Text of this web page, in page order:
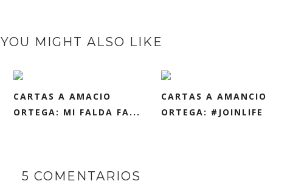
YOU MIGHT ALSO LIKE
CARTAS A AMACIO
ORTEGA: MI FALDA FA...
CARTAS A AMANCIO
ORTEGA: #JOINLIFE
5 COMENTARIOS